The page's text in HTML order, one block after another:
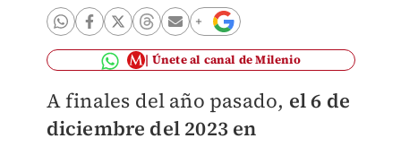
Únete al canal de Milenio
A finales del año pasado, el 6 de
diciembre del 2023 en